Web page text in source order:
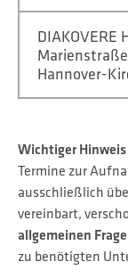
Hannover-
Wichtiger
Termine zur
ausschließlich
vereinbart,
allgemeinen
zu benötigten